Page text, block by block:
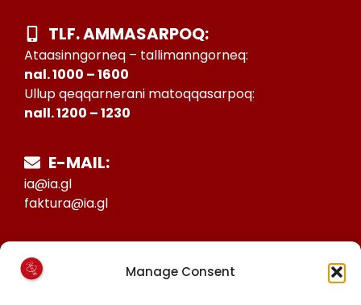
Manage Consent
TLF. AMMASARPOQ:
Ataasinngorneq – tallimanngorneq:
nal. 1000 – 1600
Ullup qeqqarnerani matoqqasarpoq:
nall. 1200 – 1230
E-MAIL:
ia@ia.gl
faktura@ia.gl
25027388